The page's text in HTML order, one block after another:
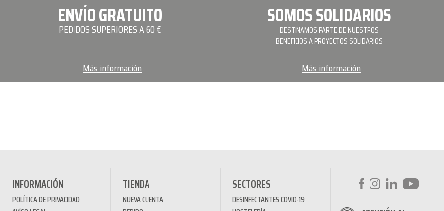
ENVÍO GRATUITO
PEDIDOS SUPERIORES A 60 €
Más información
SOMOS SOLIDARIOS
DESTINAMOS PARTE DE NUESTROS
BENEFICIOS A PROYECTOS SOLIDARIOS
Más información
INFORMACIÓN
POLÍTICA DE PRIVACIDAD
TIENDA
NUEVA CUENTA
SECTORES
DESINFECTANTES COVID-19